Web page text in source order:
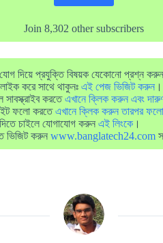
Join 8,302 other subscribers
দিয়ে প্রযুক্তি বিষয়ক যেকোনো প্রশ্ন
করে সাথে থাকুনঃ এই পেজ ভিজিট করুন ।
সাবস্ক্রাইব করতেএখানে ক্লিক করুন এবং
ফলো করতেএখানে ক্লিক করুন তারপর
দিতে চাইলে যোগাযোগ করুন এই লিংকে ।
ভিজিট করুন www.banglatech24.com